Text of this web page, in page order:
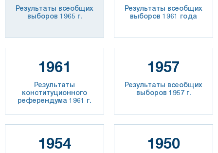
Результаты всеобщих
выборов 1965 г.
Результаты всеобщих
выборов 1961 года
1961
Результаты
конституционного
референдума 1961 г.
1957
Результаты всеобщих
выборов 1957 г.
1954 1950